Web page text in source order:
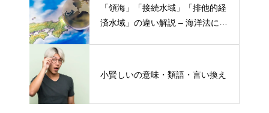
「領海」「接続水域」「排他的経
済水域」の違い解説 – 海洋法にお
小賢しいの意味・類語・言い換え